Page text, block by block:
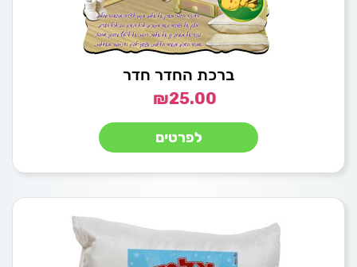
ברכת החדר חדר
₪25.00
לפרטים